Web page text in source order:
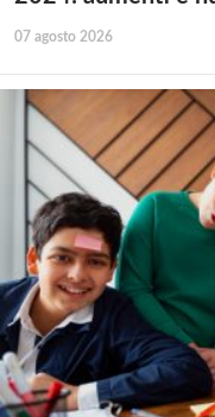
07 agosto 2026